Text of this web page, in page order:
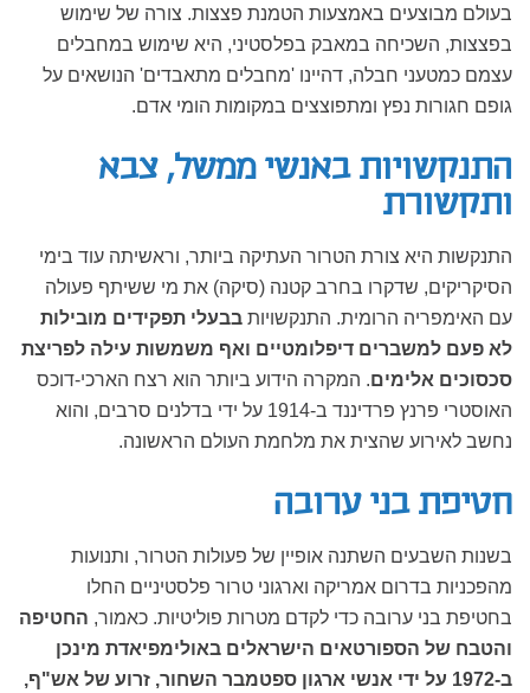
בעולם מבוצעים באמצעות הטמנת פצצות. צורה של שימוש
בפצצות, השכיחה במאבק בפלסטיני, היא שימוש במחבלים
עצמם כמטעני חבלה, דהיינו 'מחבלים מתאבדים' הנושאים על
גופם חגורות נפץ ומתפוצצים במקומות הומי אדם.
התנקשויות באנשי ממשל, צבא
ותקשורת
התנקשות היא צורת הטרור העתיקה ביותר, וראשיתה עוד בימי
הסיקריקים, שדקרו בחרב קטנה (סיקה) את מי ששיתף פעולה
עם האימפריה הרומית. התנקשויות בבעלי תפקידים מובילות
לא פעם למשברים דיפלומטיים ואף משמשות עילה לפריצת
סכסוכים אלימים. המקרה הידוע ביותר הוא רצח הארכי-דוכס
האוסטרי פרנץ פרדיננד ב-1914 על ידי בדלנים סרבים, והוא
נחשב לאירוע שהצית את מלחמת העולם הראשונה.
חטיפת בני ערובה
בשנות השבעים השתנה אופיין של פעולות הטרור, ותנועות
מהפכניות בדרום אמריקה וארגוני טרור פלסטיניים החלו
בחטיפת בני ערובה כדי לקדם מטרות פוליטיות. כאמור, החטיפה
והטבח של הספורטאים הישראלים באולימפיאדת מינכן
ב-1972 על ידי אנשי ארגון ספטמבר השחור, זרוע של אש"ף,